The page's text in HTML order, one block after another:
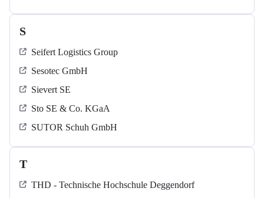
S
Seifert Logistics Group
Sesotec GmbH
Sievert SE
Sto SE & Co. KGaA
SUTOR Schuh GmbH
T
THD - Technische Hochschule Deggendorf